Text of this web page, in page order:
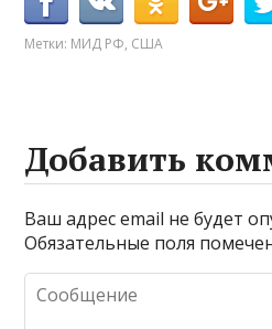
Метки: МИД РФ, США
Добавить
Ваш адрес email не будет
Обязательные поля